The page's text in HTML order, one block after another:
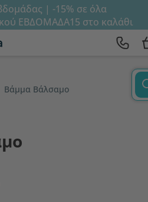
| -15% σε όλα
ΕΒΔΟΜΑΔΑ15 στο καλάθι
Βάμμα Βάλσαμο